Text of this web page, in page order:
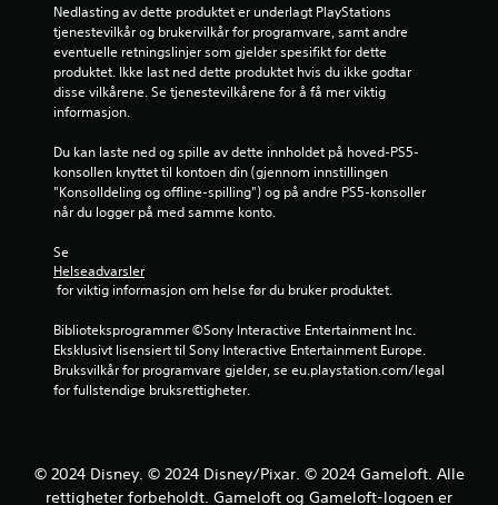
r
e
r
i
n
D
u
k
a
p
i
l
e
s
p
e
t
Nedlasting av dette produktet er underlagt PlayStations
tjenestevilkår og brukervilkår for programvare, samt andre
eventuelle retningslinjer som gjelder spesifikt for dette
produktet. Ikke last ned dette produktet hvis du ikke godtar
disse vilkårene. Se tjenestevilkårene for å få mer viktig
informasjon.
Du kan laste ned og spille av dette innholdet på hoved-PS5-
konsollen knyttet til kontoen din (gjennom innstillingen
"Konsolldeling og offline-spilling") og på andre PS5-konsoller
når du logger på med samme konto.
Se
Helseadvarsler
for viktig informasjon om helse før du bruker produktet.
Biblioteksprogrammer ©Sony Interactive Entertainment Inc.
Eksklusivt lisensiert til Sony Interactive Entertainment Europe.
Bruksvilkår for programvare gjelder, se eu.playstation.com/legal
for fullstendige bruksrettigheter.
© 2024 Disney. © 2024 Disney/Pixar. © 2024 Gameloft. Alle
rettigheter forbeholdt. Gameloft og Gameloft-logoen er